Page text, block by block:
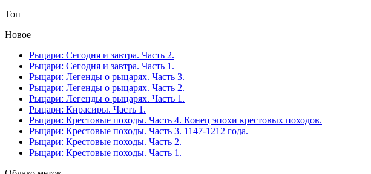
Топ
Новое
Рыцари: Сегодня и завтра. Часть 2.
Рыцари: Сегодня и завтра. Часть 1.
Рыцари: Легенды о рыцарях. Часть 3.
Рыцари: Легенды о рыцарях. Часть 2.
Рыцари: Легенды о рыцарях. Часть 1.
Рыцари: Кирасиры. Часть 1.
Рыцари: Крестовые походы. Часть 4. Конец эпохи крестовых походов.
Рыцари: Крестовые походы. Часть 3. 1147-1212 года.
Рыцари: Крестовые походы. Часть 2.
Рыцари: Крестовые походы. Часть 1.